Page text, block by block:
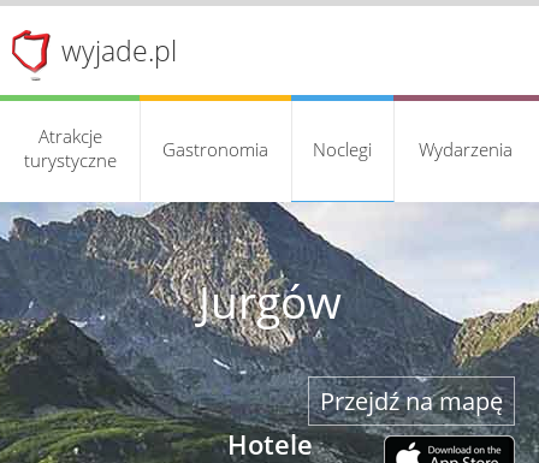
wyjade.pl
Atrakcje
turystyczne
Gastronomia Noclegi Wydarzenia
Jurgów
Hotele
Przejdź na mapę